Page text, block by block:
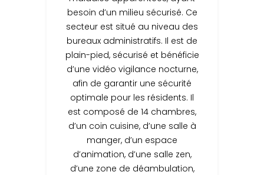
besoin d’un milieu sécurisé. Ce
secteur est situé au niveau des
bureaux administratifs. Il est de
plain-pied, sécurisé et bénéficie
d’une vidéo vigilance nocturne,
afin de garantir une sécurité
optimale pour les résidents. Il
est composé de 14 chambres,
d’un coin cuisine, d’une salle à
manger, d’un espace
d’animation, d’une salle zen,
d’une zone de déambulation,